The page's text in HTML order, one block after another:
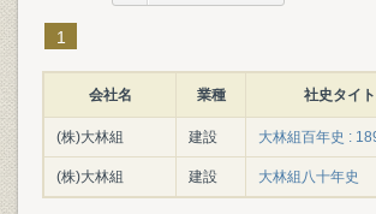
1
会社名 業種 社史タイ
(株)大林組 建設 大林組百年史 :
(株)大林組 建設 大林組八十年史